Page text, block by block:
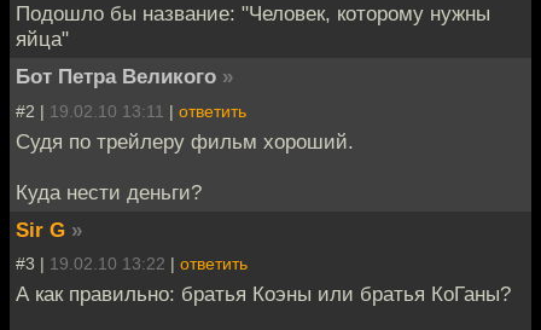
Подошло бы название: "Человек, которому нужны
яйца"
Бот Петра Великого »
#2 | 19.02.10 13:11 | ответить
Судя по трейлеру фильм хороший.
Куда нести деньги?
Sir G »
#3 | 19.02.10 13:22 | ответить
А как правильно: братья Коэны или братья КоГаны?